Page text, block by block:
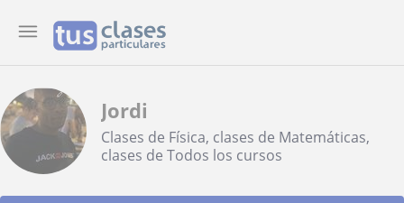
Jordi
Clases de Física, clases de Matemáticas,
clases de Todos los cursos